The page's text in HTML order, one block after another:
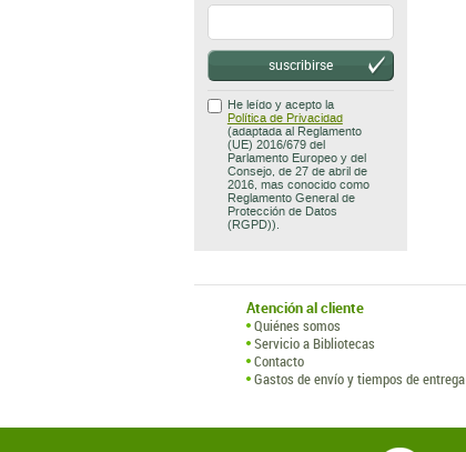
suscribirse
He leído y acepto la
Política de Privacidad
(adaptada al Reglamento
(UE) 2016/679 del
Parlamento Europeo y del
Consejo, de 27 de abril de
2016, mas conocido como
Reglamento General de
Protección de Datos
(RGPD)).
Atención al cliente
Quiénes somos
Servicio a Bibliotecas
Contacto
Gastos de envío y tiempos de entrega